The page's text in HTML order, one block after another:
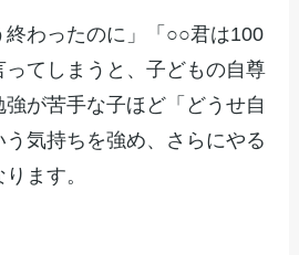
終わったのに」「○○君は100
ってしまうと、子どもの自尊
が苦手な子ほど「どうせ自
気持ちを強め、さらにやる
ます。